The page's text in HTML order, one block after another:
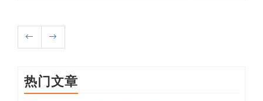
← →
热门文章